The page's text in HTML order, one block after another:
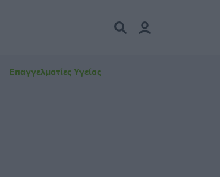
Επαγγελματίες Υγείας